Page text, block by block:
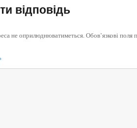
відповідь
не оприлюднюватиметься.Обов’язкові поля